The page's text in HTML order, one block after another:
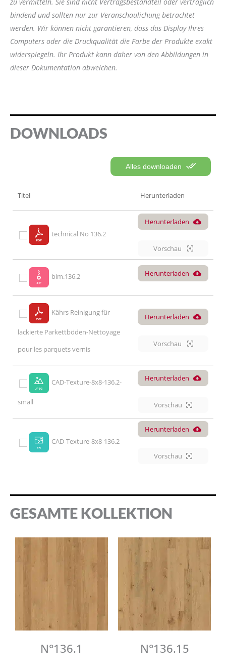
bindend und sollten nur zur Veranschaulichung betrachtet
werden. Wir können nicht garantieren, dass das Display Ihres
Computers oder die Druckqualität die Farbe der Produkte exakt
widerspiegeln. Ihr Produkt kann daher von den Abbildungen in
dieser Dokumentation abweichen.
DOWNLOADS
Alles downloaden
Titel Herunterladen
technical No 136.2
Herunterladen
Vorschau
bim.136.2 Herunterladen
Kährs Reinigung für
lackierte Parkettböden-Nettoyage
pour les parquets vernis
Herunterladen
Vorschau
CAD-Texture-8x8-136.2-
small
Herunterladen
Vorschau
CAD-Texture-8x8-136.2
Herunterladen
Vorschau
GESAMTE KOLLEKTION
N°136.1 N°136.15